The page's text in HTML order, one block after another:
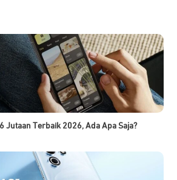
Jutaan Terbaik 2026, Ada Apa Saja?